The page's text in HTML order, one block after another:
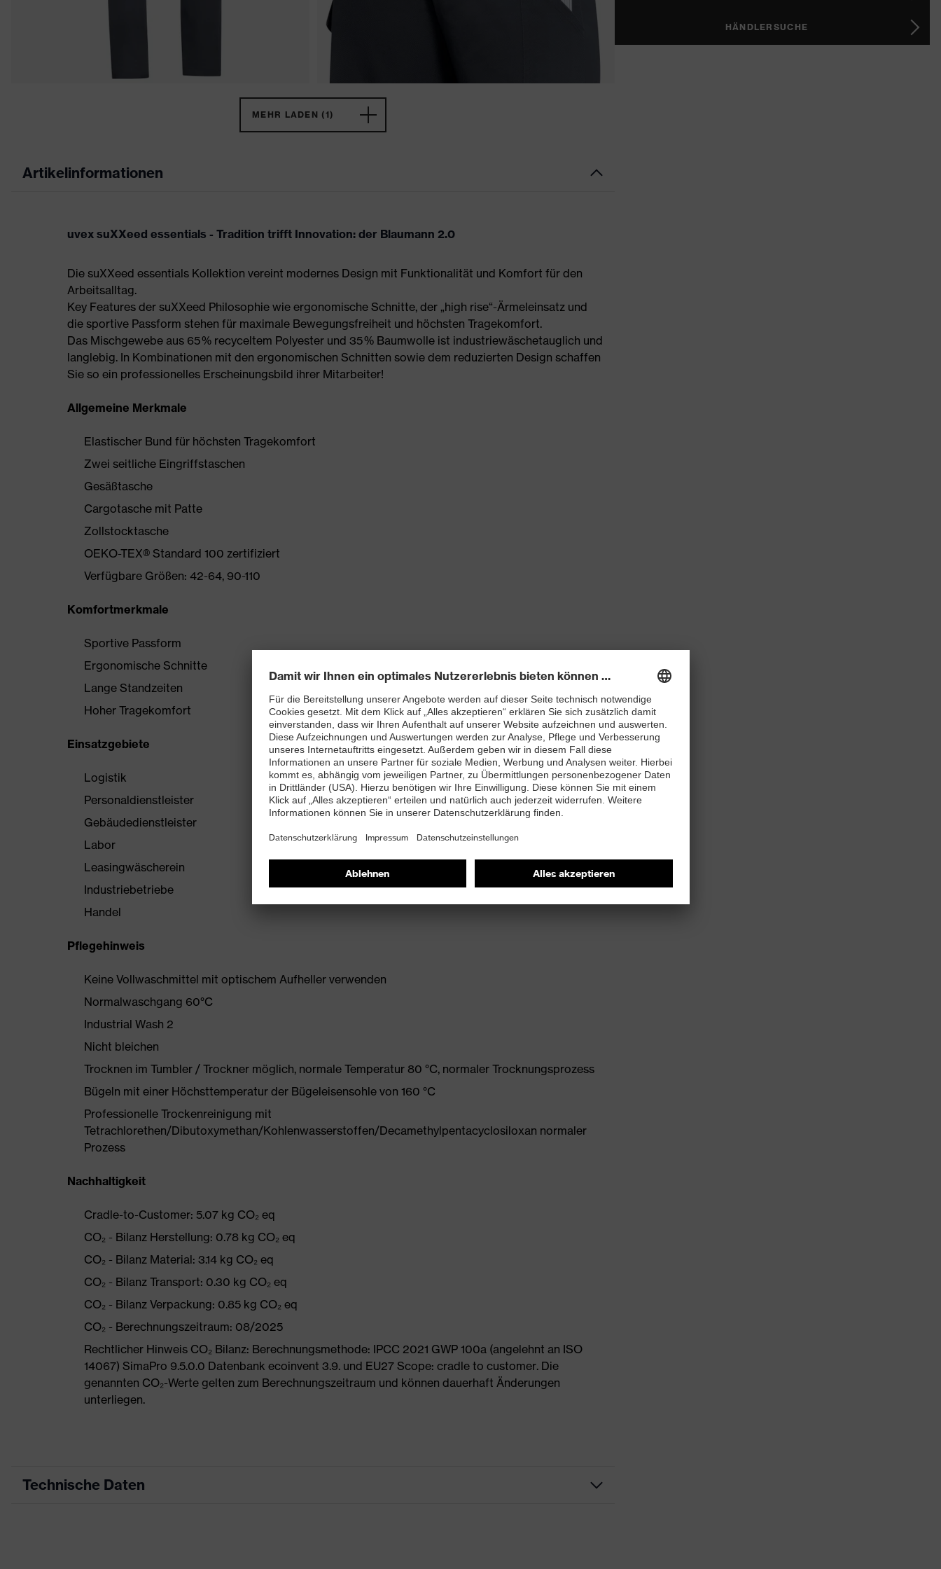
MEHR LADEN (1)
Artikelinformationen
uvex suXXeed essentials - Tradition trifft Innovation: der Blaumann 2.0
Die suXXeed essentials Kollektion vereint modernes Design mit Funktionalität und Komfort für den
Arbeitsalltag.
Key Features der suXXeed Philosophie wie ergonomische Schnitte, der „high rise“-Ärmeleinsatz und
die sportive Passform stehen für maximale Bewegungsfreiheit und höchsten Tragekomfort.
Das Mischgewebe aus 65 % recyceltem Polyester und 35 % Baumwolle ist industriewäschetauglich und
langlebig. In Kombinationen mit den ergonomischen Schnitten sowie dem reduzierten Design schaffen
Sie so ein professionelles Erscheinungsbild ihrer Mitarbeiter!
Allgemeine Merkmale
Elastischer Bund für höchsten Tragekomfort
Zwei seitliche Eingriffstaschen
Gesäßtasche
Cargotasche mit Patte
Zollstocktasche
OEKO-TEX® Standard 100 zertifiziert
Verfügbare Größen: 42-64, 90-110
Komfortmerkmale
Sportive Passform
Ergonomische Schnitte
Lange Standzeiten
Hoher Tragekomfort
Einsatzgebiete
Logistik
Personaldienstleister
Gebäudedienstleister
Labor
Leasingwäscherein
Industriebetriebe
Handel
Pflegehinweis
Keine Vollwaschmittel mit optischem Aufheller verwenden
Normalwaschgang 60°C
Industrial Wash 2
Nicht bleichen
Trocknen im Tumbler / Trockner möglich, normale Temperatur 80 °C, normaler Trocknungsprozess
Bügeln mit einer Höchsttemperatur der Bügeleisensohle von 160 °C
Professionelle Trockenreinigung mit
Tetrachlorethen/Dibutoxymethan/Kohlenwasserstoffen/Decamethylpentacyclosiloxan normaler
Prozess
Nachhaltigkeit
Cradle-to-Customer: 5.07 kg CO₂ eq
CO₂ - Bilanz Herstellung: 0.78 kg CO₂ eq
CO₂ - Bilanz Material: 3.14 kg CO₂ eq
CO₂ - Bilanz Transport: 0.30 kg CO₂ eq
CO₂ - Bilanz Verpackung: 0.85 kg CO₂ eq
CO₂ - Berechnungszeitraum: 08/2025
Rechtlicher Hinweis CO₂ Bilanz: Berechnungsmethode: IPCC 2021 GWP 100a (angelehnt an ISO
14067) SimaPro 9.5.0.0 Datenbank ecoinvent 3.9. und EU27 Scope: cradle to customer. Die
genannten CO₂-Werte gelten zum Berechnungszeitraum und können dauerhaft Änderungen
unterliegen.
Technische Daten
HÄNDLERSUCHE